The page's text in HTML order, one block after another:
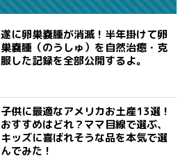
遂に卵巣嚢腫が消滅！半年掛けて卵
巣嚢腫（のうしゅ）を自然治癒・克
服した記録を全部公開するよ。
子供に最適なアメリカお土産13選！
おすすめはどれ？ママ目線で選ぶ、
キッズに喜ばれそうな品を本気で選
んでみた！